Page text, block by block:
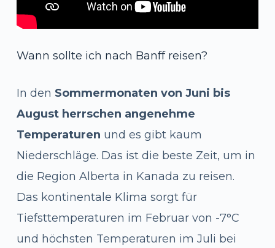
Wann sollte ich nach Banff reisen?
In den Sommermonaten von Juni bis
August herrschen angenehme
Temperaturen und es gibt kaum
Niederschläge. Das ist die beste Zeit, um in
die Region Alberta in Kanada zu reisen.
Das kontinentale Klima sorgt für
Tiefsttemperaturen im Februar von -7°C
und höchsten Temperaturen im Juli bei